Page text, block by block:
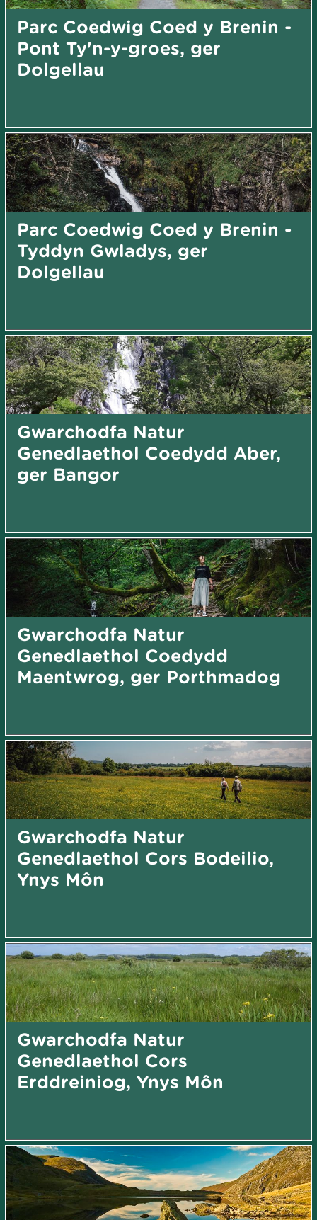
Parc Coedwig Coed y Brenin -
Pont Ty'n-y-groes, ger
Dolgellau
Parc Coedwig Coed y Brenin -
Tyddyn Gwladys, ger
Dolgellau
Gwarchodfa Natur
Genedlaethol Coedydd Aber,
ger Bangor
Gwarchodfa Natur
Genedlaethol Coedydd
Maentwrog, ger Porthmadog
Gwarchodfa Natur
Genedlaethol Cors Bodeilio,
Ynys Môn
Gwarchodfa Natur
Genedlaethol Cors
Erddreiniog, Ynys Môn